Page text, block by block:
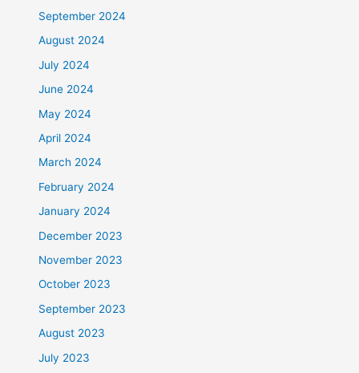
September 2024
August 2024
July 2024
June 2024
May 2024
April 2024
March 2024
February 2024
January 2024
December 2023
November 2023
October 2023
September 2023
August 2023
July 2023